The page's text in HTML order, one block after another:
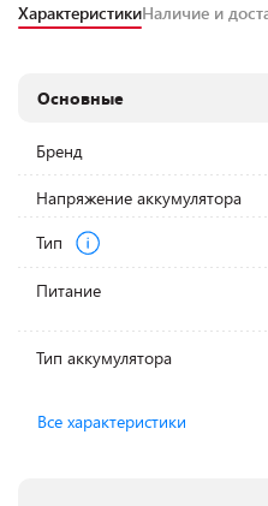
ХарактеристикиНаличие и
Основные
Бренд
Напряжение аккумулятора
Тип
Питание
Тип аккумулятора
Все характеристики